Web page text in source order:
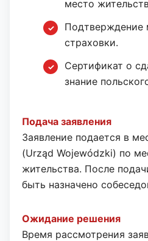
место
Подтверждение
страховки.
Сертификат о
знание
Подача заявления
Заявление подается в
(Urząd Wojewódzki) по
жительства. После
быть назначено
Ожидание решения
Время рассмотрения